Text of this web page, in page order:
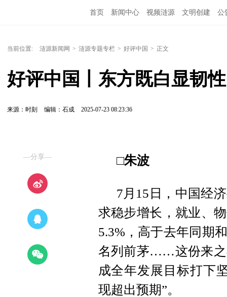
首页 新闻中心 视频涟源 文明创建 公
当前位置: 涟源新闻网 > 涟源专题专栏 > 好评中国 > 正文
好评中国丨东方既白显韧
来源：时刻 编辑：石成 2025-07-23 08:23:36
—分享— □朱波
7月15日，中国经
求稳步增长，就业、
5.3%，高于去年同期
名列前茅……这份来之
成全年发展目标打下
现超出预期”。